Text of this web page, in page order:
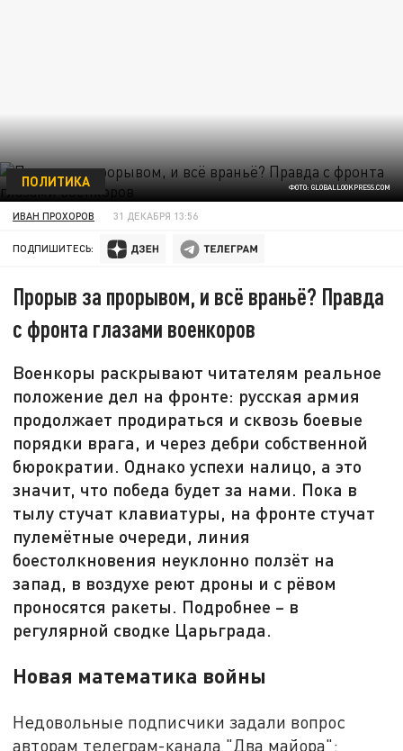
ФОТО: GLOBALLOOKPRESS.COM
ПОЛИТИКА
ИВАН ПРОХОРОВ 31 ДЕКАБРЯ 13:56
ПОДПИШИТЕСЬ:
Прорыв за прорывом, и всё враньё? Правда
с фронта глазами военкоров
Военкоры раскрывают читателям реальное
положение дел на фронте: русская армия
продолжает продираться и сквозь боевые
порядки врага, и через дебри собственной
бюрократии. Однако успехи налицо, а это
значит, что победа будет за нами. Пока в
тылу стучат клавиатуры, на фронте стучат
пулемётные очереди, линия
боестолкновения неуклонно ползёт на
запад, в воздухе реют дроны и с рёвом
проносятся ракеты. Подробнее – в
регулярной сводке Царьграда.
Новая математика войны
Недовольные подписчики задали вопрос
авторам телеграм-канала "Два майора":